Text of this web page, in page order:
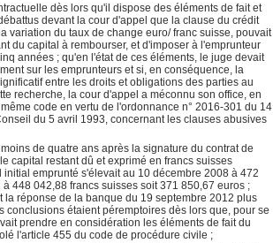
dès lors qu'il dispose des éléments de fait et
devant la cour d'appel que la clause du crédit
variation du taux de change euro/ franc suisse, pouvait
du capital à rembourser, et d'imposer à l'emprunteur
années ; qu'en l'état de ces éléments, le juge devait
sur les emprunteurs et si, en conséquence, la
entre les droits et obligations des parties au
recherche, la cour d'appel a méconnu son office, en
code en vertu de l'ordonnance n° 2016-301 du 14
du 5 avril 1993, concernant les clauses abusives
de quatre ans après la signature du contrat de
capital restant dû et exprimé en francs suisses
emprunté s'élevait au 10 décembre 2008 à 472
448 042,88 francs suisses soit 371 850,67 euros ;
réponse de la banque du 19 septembre 2012 plus
conclusions étaient péremptoires dès lors que, pour se
prendre en considération les éléments de fait du
l'article 455 du code de procédure civile ;